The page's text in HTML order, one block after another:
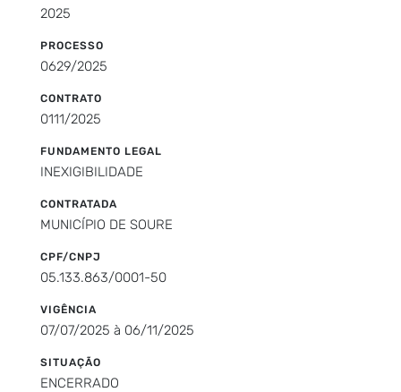
2025
PROCESSO
0629/2025
CONTRATO
0111/2025
FUNDAMENTO LEGAL
INEXIGIBILIDADE
CONTRATADA
MUNICÍPIO DE SOURE
CPF/CNPJ
05.133.863/0001-50
VIGÊNCIA
07/07/2025 à 06/11/2025
SITUAÇÃO
ENCERRADO